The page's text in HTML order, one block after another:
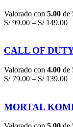
Valorado con 5.00 de
S/99.00 – S/149.00
CALL OF
Valorado con 4.00 de
S/79.00 – S/139.00
MORTAL